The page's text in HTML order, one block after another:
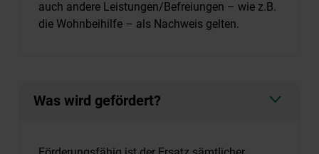
auch andere Leistungen/Befreiungen – wie z.B.
die Wohnbeihilfe – als Nachweis gelten.
Was wird gefördert?